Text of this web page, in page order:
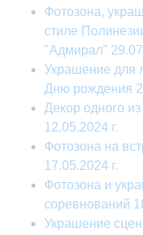
Фотозона,
стиле
"Адмирал"
Украшение для
Дню рождения
Декор одного
12.05.2024 г.
Фотозона на
17.05.2024 г.
Фотозона и
соревнований
Украшение